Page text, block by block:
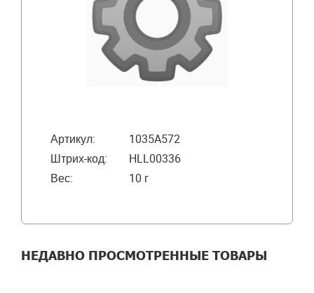
Артикул:
1035A572
Штрих-код:
HLL00336
Вес:
10 г
НЕДАВНО ПРОСМОТРЕННЫЕ ТОВАРЫ